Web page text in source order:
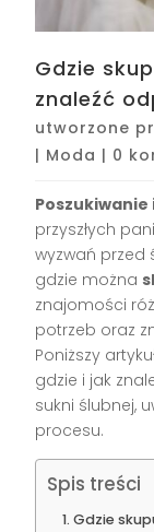
Gdzie
znaleźć
utworzone
| Moda | 0
przyszłych
wyzwań przed
gdzie można
znajomości
potrzeb oraz
Poniższy
gdzie i jak
sukni ślubnej,
procesu.
Spis treści
Gdzie